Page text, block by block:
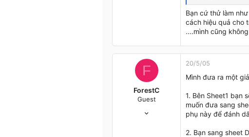
Bạn cứ thử làm
cách hiệu quả cho
....mình cũng
F
ForestC
Guest
20/5/05
Mình đưa ra một
1. Bên Sheet1 bạn
muốn đưa sang
phụ này để đánh
2. Bạn sang sheet